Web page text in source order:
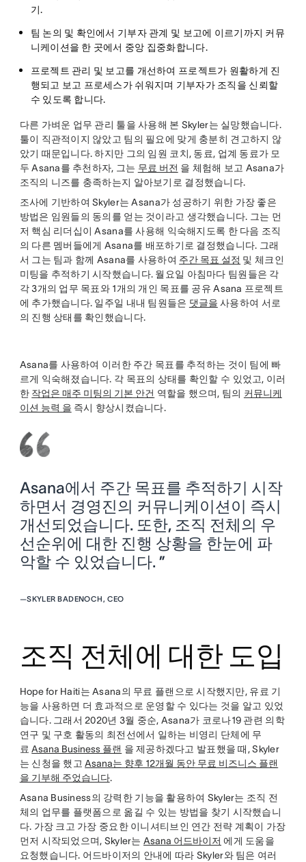
기.
팀 논의 및 확인에서 기부자 관계 및 보고에 이르기까지 커뮤
니케이션을 한 곳에서 중앙 집중화합니다.
프로젝트 관리 및 보고를 개선하여 프로젝트가 원활하게 진
행되고 보고 프로세스가 쉬워지며 기부자가 조직을 신뢰할
수 있도록 합니다.
다른 가벼운 업무 관리 툴을 사용해 본 Skyler는 실망했습니다.
툴이 직관적이지 않았고 팀의 필요에 맞게 충분히 견고하지 않
았기 때문입니다. 하지만 그의 임원 코치, 동료, 업계 동료가 모
두 Asana를 추천하자, 그는 무료 버전 을 체험해 보고 Asana가
조직의 니즈를 충족하는지 알아보기로 결정했습니다.
조사에 기반하여 Skyler는 Asana가 성공하기 위한 가장 좋은
방법은 임원들의 동의를 얻는 것이라고 생각했습니다. 그는 먼
저 핵심 리더십이 Asana를 사용해 익숙해지도록 한 다음 조직
의 다른 멤버들에게 Asana를 배포하기로 결정했습니다. 그래
서 그는 팀과 함께 Asana를 사용하여 주간 목표 설정 및 체크인
미팅을 추적하기 시작했습니다. 월요일 아침마다 팀원들은 각
각 3개의 업무 목표와 1개의 개인 목표를 공유 Asana 프로젝트
에 추가했습니다. 일주일 내내 팀원들은 댓글을 사용하여 서로
의 진행 상태를 확인했습니다.
Asana를 사용하여 이러한 주간 목표를 추적하는 것이 팀에 빠
르게 익숙해졌습니다. 각 목표의 상태를 확인할 수 있었고, 이러
한 작업은 매주 미팅의 기본 안건 역할을 했으며, 팀의 커뮤니케
이션 능력 을 즉시 향상시켰습니다.
Asana에서 주간 목표를 추적하기 시작
하면서 경영진의 커뮤니케이션이 즉시
개선되었습니다. 또한, 조직 전체의 우
선순위에 대한 진행 상황을 한눈에 파
악할 수 있었습니다. ”
—SKYLER BADENOCH, CEO
조직 전체에 대한 도입
Hope for Haiti는 Asana의 무료 플랜으로 시작했지만, 유료 기
능을 사용하면 더 효과적으로 운영할 수 있다는 것을 알고 있었
습니다. 그래서 2020년 3월 중순, Asana가 코로나19 관련 의학
연구 및 구호 활동의 최전선에서 일하는 비영리 단체에 무
료Asana Business 플랜 을 제공하겠다고 발표했을 때, Skyler
는 신청을 했고Asana는 향후 12개월 동안 무료 비즈니스 플랜
을 기부해 주었습니다.
Asana Business의 강력한 기능을 활용하여 Skyler는 조직 전
체의 업무를 플랫폼으로 옮길 수 있는 방법을 찾기 시작했습니
다. 가장 크고 가장 중요한 이니셔티브인 연간 전략 계획이 가장
먼저 시작되었으며, Skyler는 Asana 어드바이저 에게 도움을
요청했습니다. 어드바이저의 안내에 따라 Skyler와 팀은 여러